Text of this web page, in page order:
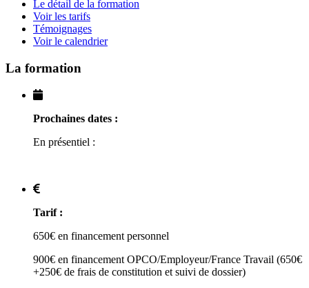
Le détail de la formation
Voir les tarifs
Témoignages
Voir le calendrier
La formation
Prochaines dates :
En présentiel :
Tarif :
650€ en financement personnel
900€ en financement OPCO/Employeur/France Travail (650€
+250€ de frais de constitution et suivi de dossier)